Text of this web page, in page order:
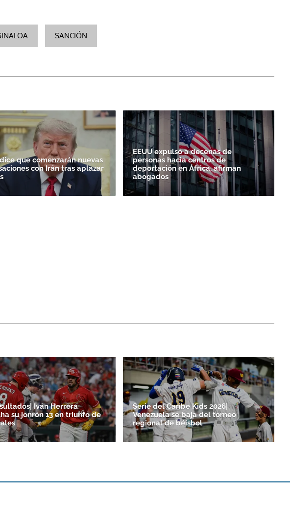
SANCIÓN
que comenzarán nuevas
con Irán tras aplazar
EEUU expulsó a decenas de
personas hacia centros de
deportación en África, afirman
abogados
Iván Herrera
su jonrón 13 en triunfo de
Serie del Caribe Kids 2026|
Venezuela se baja del torneo
regional de béisbol